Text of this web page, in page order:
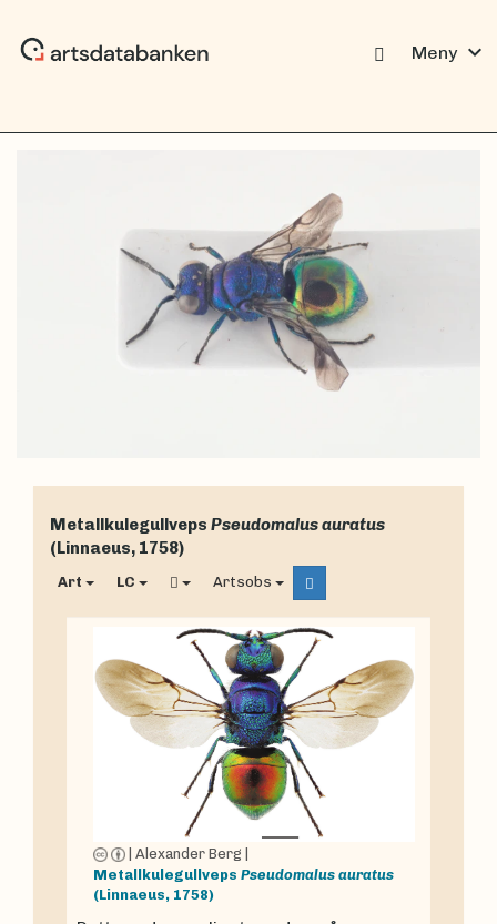
Meny expand_more
Metallkulegullveps Pseudomalus auratus
(Linnaeus, 1758)
Art LC Artsobs
Alexander Berg
Metallkulegullveps Pseudomalus auratus
(Linnaeus, 1758)